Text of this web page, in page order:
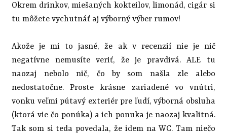
Okrem drinkov, miešaných kokteilov, limonád, cigár si
tu môžete vychutnáť aj výborný výber rumov!
Akože je mi to jasné, že ak v recenzií nie je nič
negatívne nemusíte veriť, že je pravdivá. ALE tu
naozaj nebolo nič, čo by som našla zle alebo
nedostatočne. Proste krásne zariadené vo vnútri,
vonku veľmi pútavý exteriér pre ľudí, výborná obsluha
(ktorá vie čo ponúka) a ich ponuka je naozaj kvalitná.
Tak som si teda povedala, že idem na WC. Tam niečo